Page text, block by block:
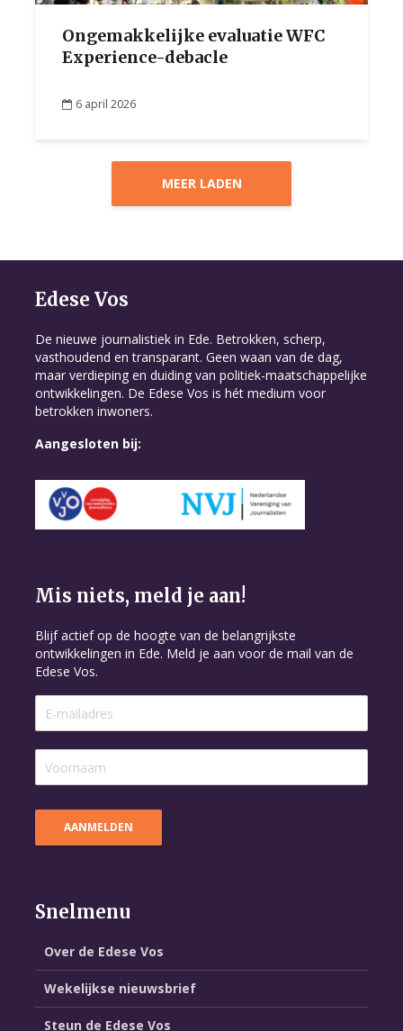
Ongemakkelijke evaluatie WFC
Experience-debacle
6 april 2026
MEER LADEN
Edese Vos
De nieuwe journalistiek in Ede. Betrokken, scherp,
vasthoudend en transparant. Geen waan van de dag,
maar verdieping en duiding van politiek-maatschappelijke
ontwikkelingen. De Edese Vos is hét medium voor
betrokken inwoners.
Aangesloten bij:
Mis niets, meld je aan!
Blijf actief op de hoogte van de belangrijkste
ontwikkelingen in Ede. Meld je aan voor de mail van de
Edese Vos.
Snelmenu
Over de Edese Vos
Wekelijkse nieuwsbrief
Steun de Edese Vos